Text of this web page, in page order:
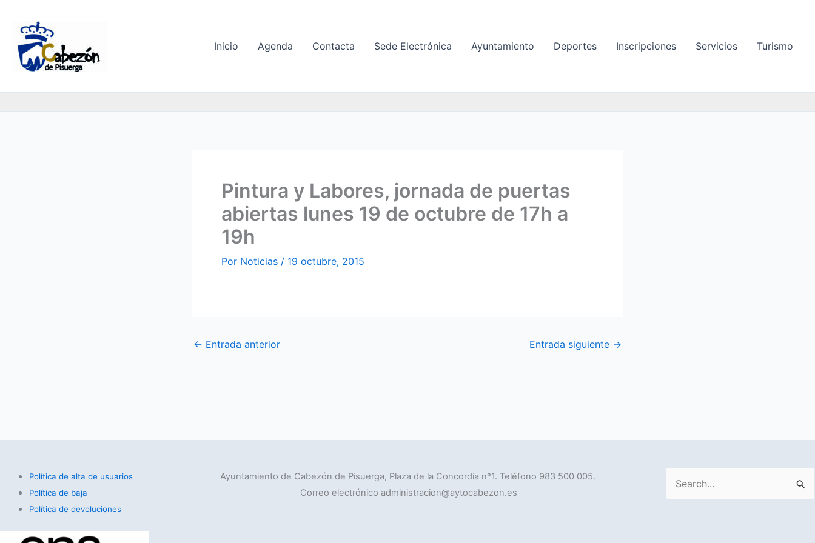
contenido
Inicio Agenda Contacta Sede Electrónica Ayuntamiento Deportes Inscripciones Servicios Turismo
Pintura y Labores, jornada de puertas
abiertas lunes 19 de octubre de 17h a
19h
Por Noticias / 19 octubre, 2015
← Entrada anterior Entrada siguiente →
Política de alta de usuarios
Política de baja
Política de devoluciones
Ayuntamiento de Cabezón de Pisuerga, Plaza de la Concordia nº1. Teléfono 983 500 005.
Correo electrónico administracion@aytocabezon.es
Buscar
por: